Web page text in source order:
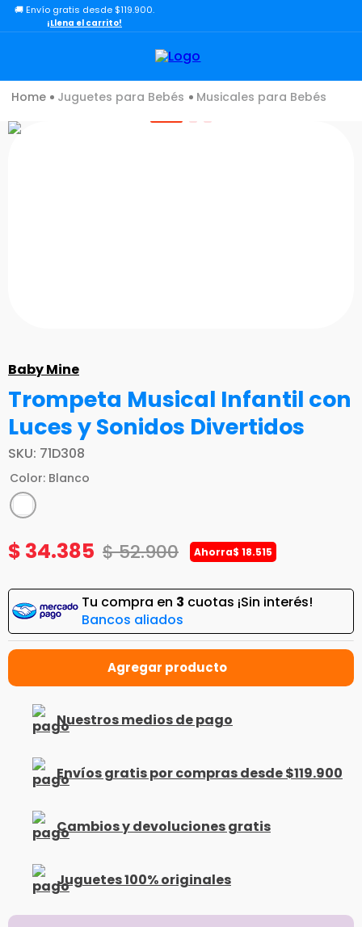
🚚 Envío gratis desde $119.900.
¡Llena el carrito!
Juguetes para Bebés Musicales para Bebés
Baby Mine
Trompeta Musical Infantil con
Luces y Sonidos Divertidos
SKU: 71D308
Color: Blanco
$ 34.385 $52.900 Ahorra$ 18.515
Tu compra en 3 cuotas ¡Sin interés!
Bancos aliados
Nuestros medios de pago
Envíos gratis por compras desde $119.900
Cambios y devoluciones gratis
Juguetes 100% originales
TÉRMINOS MÁS BUSCADOS
3.
carro
4